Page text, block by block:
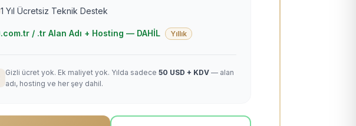
1 Yıl Ücretsiz Teknik Destek
.com.tr / .tr Alan Adı + Hosting — DAHİL Yıllık
Gizli ücret yok. Ek maliyet yok. Yılda sadece 50 USD + KDV — alan
adı, hosting ve her şey dahil.